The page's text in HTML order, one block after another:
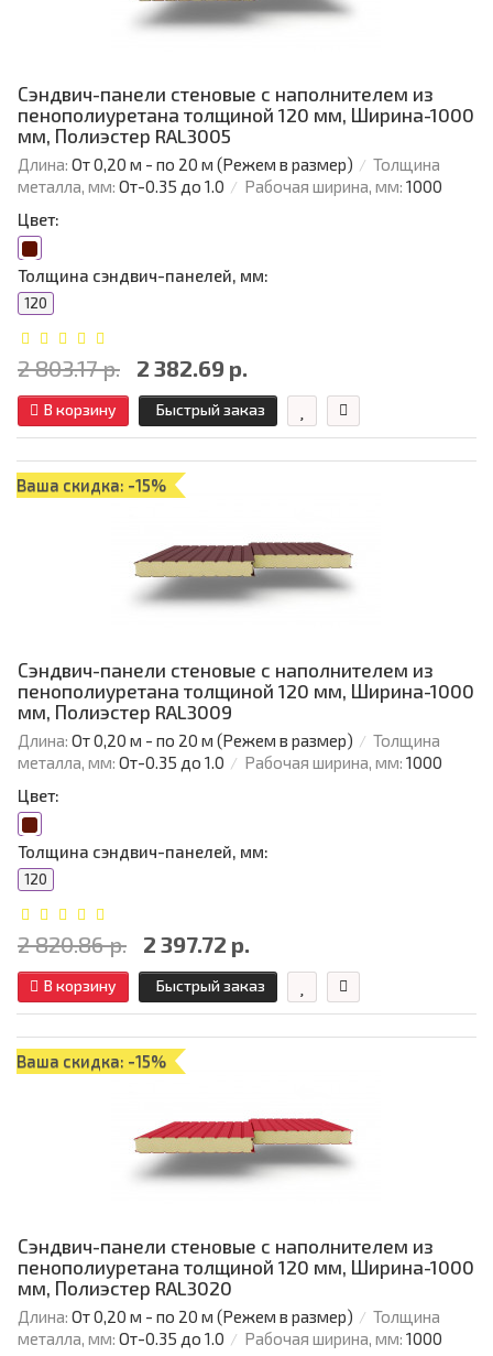
Сэндвич-панели стеновые с наполнителем из
пенополиуретана толщиной 120 мм, Ширина-1000
мм, Полиэстер RAL3005
Длина: От 0,20 м - по 20 м (Режем в размер)
Толщина
металла, мм: От-0.35 до 1.0 Рабочая ширина, мм: 1000
Цвет:
Толщина сэндвич-панелей, мм:
120
2 803.17 р. 2 382.69 р.
В корзину Быстрый заказ
Ваша скидка: -15%
Сэндвич-панели стеновые с наполнителем из
пенополиуретана толщиной 120 мм, Ширина-1000
мм, Полиэстер RAL3009
Длина: От 0,20 м - по 20 м (Режем в размер)
Толщина
металла, мм: От-0.35 до 1.0 Рабочая ширина, мм: 1000
Цвет:
Толщина сэндвич-панелей, мм:
120
2 820.86 р. 2 397.72 р.
В корзину Быстрый заказ
Ваша скидка: -15%
Сэндвич-панели стеновые с наполнителем из
пенополиуретана толщиной 120 мм, Ширина-1000
мм, Полиэстер RAL3020
Длина: От 0,20 м - по 20 м (Режем в размер)
Толщина
металла, мм: От-0.35 до 1.0 Рабочая ширина, мм: 1000